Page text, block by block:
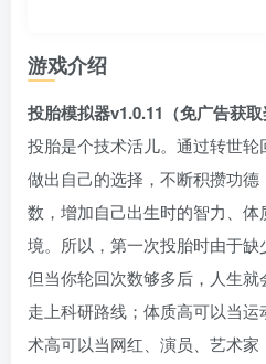
游戏介绍
投胎模拟器v1.0.11（免广告获
投胎是个技术活儿。通过转世
做出自己的选择，不断积攒功
数，增加自己出生时的智力、
境。所以，第一次投胎时由于缺
但当你轮回次数够多后，人生
走上科研路线；体质高可以当
术高可以当网红、演员、艺术